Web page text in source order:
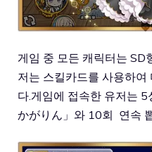
게임 중 모든 캐릭터는 SD
저는 스킬카드를 사용하여
다.게임에 접속한 유저는
かがりん」와 10회 연속